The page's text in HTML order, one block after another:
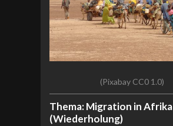
(Pixabay CC0 1.0)
Thema: Migration in Afrika
(Wiederholung)